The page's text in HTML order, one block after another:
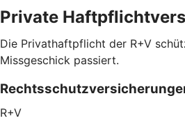
Private
Die Privathaftpflicht der R+V
Missgeschick passiert.
R+V